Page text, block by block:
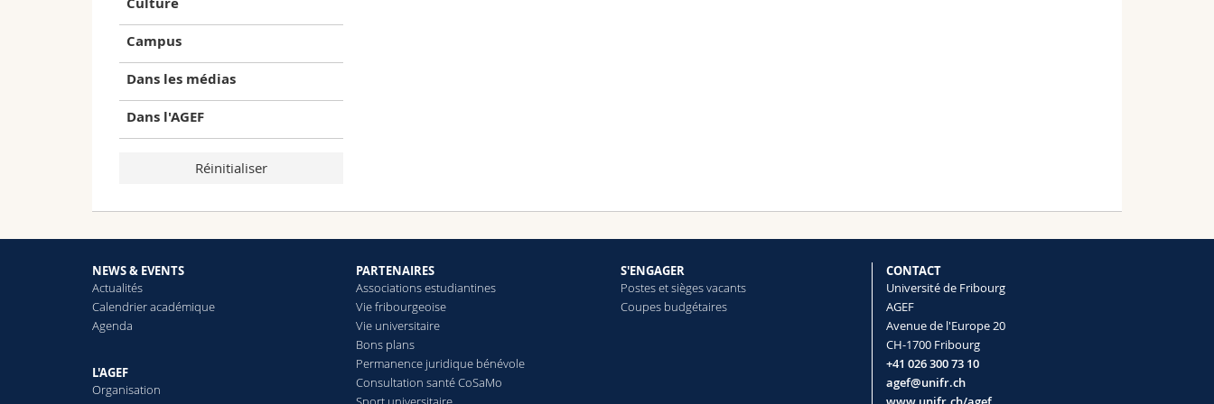
Campus
Dans les médias
Dans l'AGEF
NEWS & EVENTS
Actualités
Calendrier académique
Agenda
L'AGEF
Organisation
PARTENAIRES
Associations estudiantines
Vie fribourgeoise
Vie universitaire
Bons plans
Permanence juridique bénévole
Consultation santé CoSaMo
S'ENGAGER
Postes et sièges vacants
Coupes budgétaires
CONTACT
Université de Fribourg
AGEF
Avenue de l'Europe 20
CH-1700 Fribourg
+41 026 300 73 10
agef@unifr.ch